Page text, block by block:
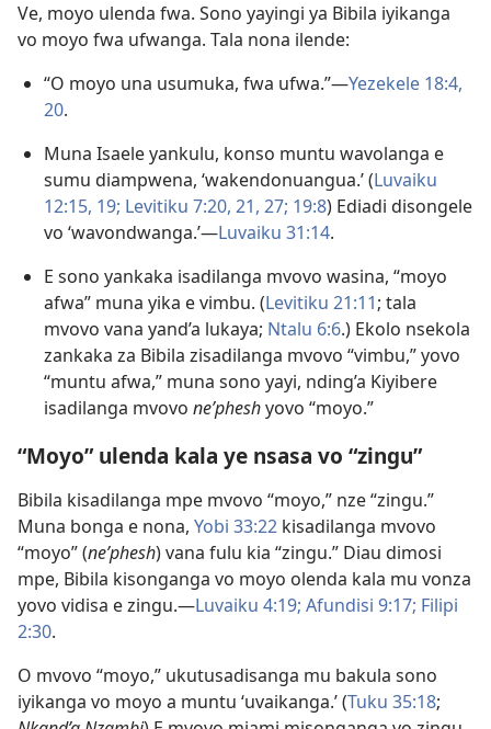
Ve, moyo ulenda fwa. Sono yayingi ya Bibila iyikanga
vo moyo fwa ufwanga. Tala nona ilende:
“O moyo una usumuka, fwa ufwa.”—Yezekele 18:4,
20.
Muna Isaele yankulu, konso muntu wavolanga e
sumu diampwena, ‘wakendonuangua.’ (Luvaiku
12:15, 19; Levitiku 7:20, 21, 27; 19:8) Ediadi disongele
vo ‘wavondwanga.’—Luvaiku 31:14.
E sono yankaka isadilanga mvovo wasina, “moyo
afwa” muna yika e vimbu. (Levitiku 21:11; tala
mvovo vana yand’a lukaya; Ntalu 6:6.) Ekolo nsekola
zankaka za Bibila zisadilanga mvovo “vimbu,” yovo
“muntu afwa,” muna sono yayi, nding’a Kiyibere
isadilanga mvovo neʹpheshyovo “moyo.”
“Moyo” ulenda kala ye nsasa vo “zingu”
Bibila kisadilanga mpe mvovo “moyo,” nze “zingu.”
Muna bonga e nona, Yobi 33:22 kisadilanga mvovo
“moyo” (neʹphesh) vana fulu kia “zingu.” Diau dimosi
mpe, Bibila kisonganga vo moyo olenda kala mu vonza
yovo vidisa e zingu.—Luvaiku 4:19; Afundisi 9:17; Filipi
2:30.
O mvovo “moyo,” ukutusadisanga mu bakula sono
iyikanga vo moyo a muntu ‘uvaikanga.’ (Tuku 35:18;